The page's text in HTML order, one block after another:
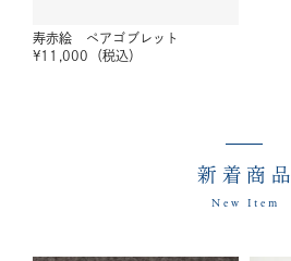
寿赤絵 ペアゴブレット
¥11,000 （税込）
新着商品
New Item